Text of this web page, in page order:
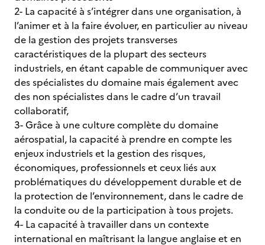
2- La capacité à s’intégrer dans une organisation, à
l’animer et à la faire évoluer, en particulier au niveau
de la gestion des projets transverses
caractéristiques de la plupart des secteurs
industriels, en étant capable de communiquer avec
des spécialistes du domaine mais également avec
des non spécialistes dans le cadre d’un travail
collaboratif,
3- Grâce à une culture complète du domaine
aérospatial, la capacité à prendre en compte les
enjeux industriels et la gestion des risques,
économiques, professionnels et ceux liés aux
problématiques du développement durable et de
la protection de l’environnement, dans le cadre de
la conduite ou de la participation à tous projets.
4- La capacité à travailler dans un contexte
international en maîtrisant la langue anglaise et en